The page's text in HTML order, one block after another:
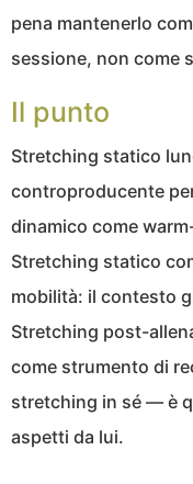
pena mantenerlo
sessione, non come
Il punto
Stretching statico
controproducente
dinamico come
Stretching statico
mobilità: il contesto
Stretching post-
come strumento di
stretching in sé — è
aspetti da lui.